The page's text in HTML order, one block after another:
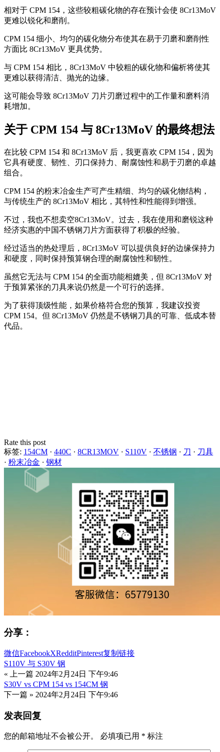
相对于 CPM 154，这些较粗碳化物的存在预计会使 8Cr13MoV
更难以锐化和磨削。
CPM 154 细小、均匀的碳化物分布使其在易于刃磨和磨削性
方面比 8Cr13MoV 更具优势。
与 CPM 154 相比，8Cr13MoV 中较粗的碳化物和偏析将使其
更难以获得清洁、抛光的边缘。
这可能会导致 8Cr13MoV 刀片刃磨过程中的工作量和磨料消
耗增加。
关于 CPM 154 与 8Cr13MoV 的最终想法
在比较 CPM 154 和 8Cr13MoV 后，我更喜欢 CPM 154，因为
它具有硬度、韧性、刃口保持力、耐腐蚀性和易于刃磨的卓越
组合。
CPM 154 的粉末冶金生产可产生精细、均匀的碳化物结构，
与传统生产的 8Cr13MoV 相比，其特性和性能得到增强。
不过，我也不想卖空8Cr13MoV。过去，我在使用和磨锐这种
经济实惠的中国不锈钢刀片方面获得了积极的经验。
经过适当的热处理后，8Cr13MoV 可以提供良好的边缘保持力
和硬度，同时保持预算钢合理的耐腐蚀性和韧性。
虽然它无法与 CPM 154 的全面功能相媲美，但 8Cr13MoV 对
于预算紧张的刀具来说仍然是一个可行的选择。
为了获得顶级性能，如果价格符合您的预算，我建议投资
CPM 154。但 8Cr13MoV 仍然是不锈钢刀具的可靠、低成本替
代品。
Rate this post
标签: 154CM · 440C · 8CR13MOV · S110V · 不锈钢 · 刀 · 刀具
· 粉末冶金 · 钢材
分享：
微信FacebookXRedditPinterest复制链接
S110V 与 S30V 钢
« 上一篇 2024年2月24日 下午9:46
S30V vs CPM 154 vs 154CM 钢
下一篇 » 2024年2月24日 下午9:46
发表回复
您的邮箱地址不会被公开。 必填项已用 * 标注